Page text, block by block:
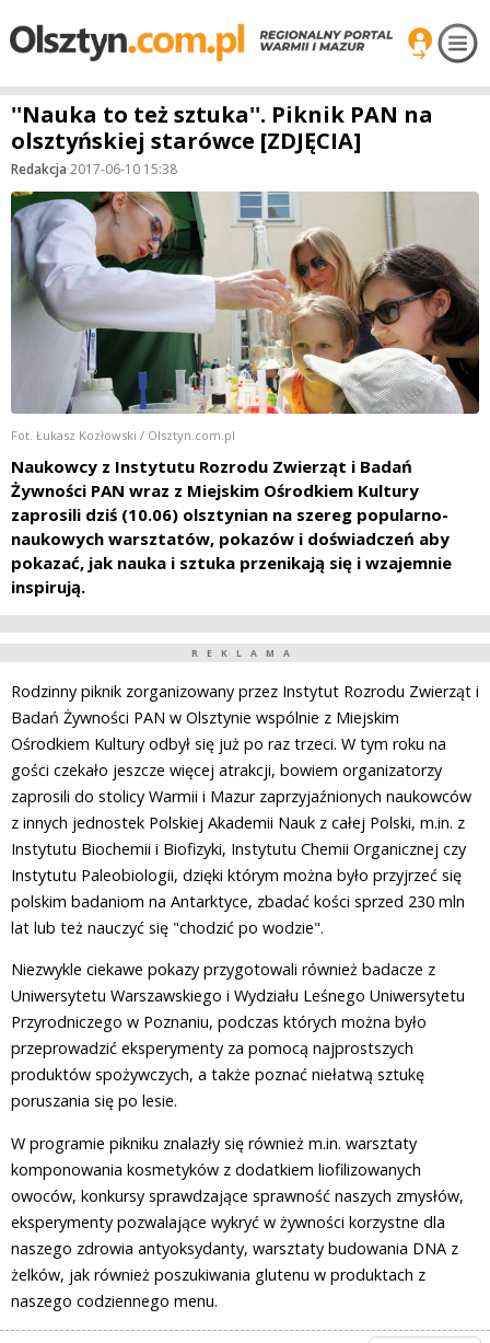
''Nauka to też sztuka''. Piknik PAN na
olsztyńskiej starówce [ZDJĘCIA]
Redakcja·2017-06-10 15:38
Fot. Łukasz Kozłowski / Olsztyn.com.pl
Naukowcy z Instytutu Rozrodu Zwierząt i Badań
Żywności PAN wraz z Miejskim Ośrodkiem Kultury
zaprosili dziś (10.06) olsztynian na szereg popularno-
naukowych warsztatów, pokazów i doświadczeń aby
pokazać, jak nauka i sztuka przenikają się i wzajemnie
inspirują.
REKLAMA
Rodzinny piknik zorganizowany przez Instytut Rozrodu Zwierząt i
Badań Żywności PAN w Olsztynie wspólnie z Miejskim
Ośrodkiem Kultury odbył się już po raz trzeci. W tym roku na
gości czekało jeszcze więcej atrakcji, bowiem organizatorzy
zaprosili do stolicy Warmii i Mazur zaprzyjaźnionych naukowców
z innych jednostek Polskiej Akademii Nauk z całej Polski, m.in. z
Instytutu Biochemii i Biofizyki, Instytutu Chemii Organicznej czy
Instytutu Paleobiologii, dzięki którym można było przyjrzeć się
polskim badaniom na Antarktyce, zbadać kości sprzed 230 mln
lat lub też nauczyć się "chodzić po wodzie".
Niezwykle ciekawe pokazy przygotowali również badacze z
Uniwersytetu Warszawskiego i Wydziału Leśnego Uniwersytetu
Przyrodniczego w Poznaniu, podczas których można było
przeprowadzić eksperymenty za pomocą najprostszych
produktów spożywczych, a także poznać niełatwą sztukę
poruszania się po lesie.
W programie pikniku znalazły się również m.in. warsztaty
komponowania kosmetyków z dodatkiem liofilizowanych
owoców, konkursy sprawdzające sprawność naszych zmysłów,
eksperymenty pozwalające wykryć w żywności korzystne dla
naszego zdrowia antyoksydanty, warsztaty budowania DNA z
żelków, jak również poszukiwania glutenu w produktach z
naszego codziennego menu.